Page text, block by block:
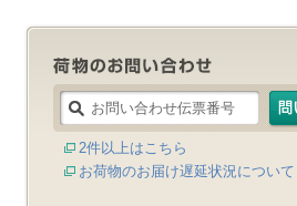
2件以上はこちら
お荷物のお届け遅延状況について